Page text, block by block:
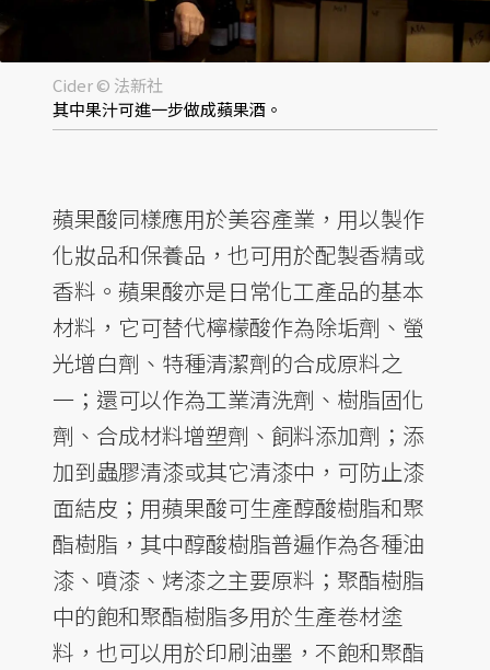
Cider © 法新社
其中果汁可進一步做成蘋果酒。
蘋果酸同樣應用於美容產業，用以製作
化妝品和保養品，也可用於配製香精或
香料。蘋果酸亦是日常化工產品的基本
材料，它可替代檸檬酸作為除垢劑、螢
光增白劑、特種清潔劑的合成原料之
一；還可以作為工業清洗劑、樹脂固化
劑、合成材料增塑劑、飼料添加劑；添
加到蟲膠清漆或其它清漆中，可防止漆
面結皮；用蘋果酸可生產醇酸樹脂和聚
酯樹脂，其中醇酸樹脂普遍作為各種油
漆、噴漆、烤漆之主要原料；聚酯樹脂
中的飽和聚酯樹脂多用於生產卷材塗
料，也可以用於印刷油墨，不飽和聚酯